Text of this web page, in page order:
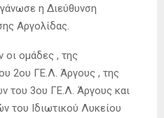
η Διεύθυνση
Αργολίδας.
οι ομάδες , της
2ου ΓΕ.Λ. Άργους , της
του 3ου ΓΕ.Λ. Άργους και
του Ιδιωτικού Λυκείου